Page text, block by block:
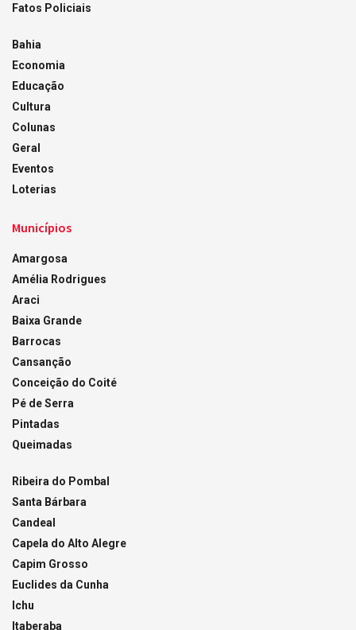
Fatos Policiais
Bahia
Economia
Educação
Cultura
Colunas
Geral
Eventos
Loterias
Municípios
Amargosa
Amélia Rodrigues
Araci
Baixa Grande
Barrocas
Cansanção
Conceição do Coité
Pé de Serra
Pintadas
Queimadas
Ribeira do Pombal
Santa Bárbara
Candeal
Capela do Alto Alegre
Capim Grosso
Euclides da Cunha
Ichu
Itaberaba